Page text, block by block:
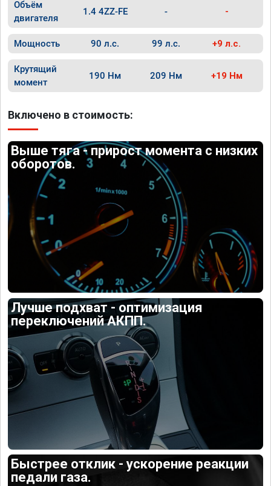
Объём
двигателя
1.4 4ZZ-FE - -
Мощность 90 л.с. 99 л.с. +9 л.с.
Крутящий
момент
190 Нм 209 Нм +19 Нм
Включено в стоимость:
Выше тяга - прирост момента с низких
оборотов.
Лучше подхват - оптимизация
переключений АКПП.
Быстрее отклик - ускорение реакции
педали газа.